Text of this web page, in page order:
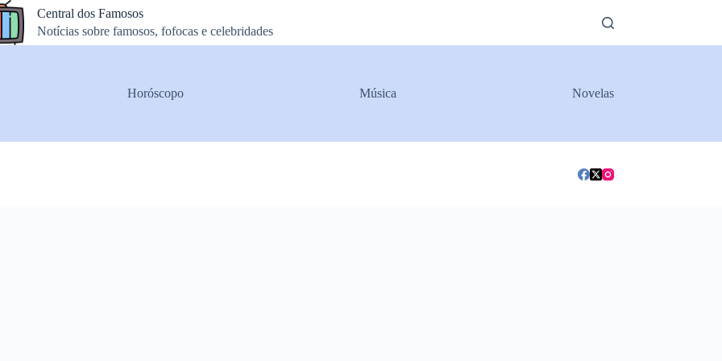
Central dos Famosos
Notícias sobre famosos, fofocas e celebridades
Horóscopo Música Novelas